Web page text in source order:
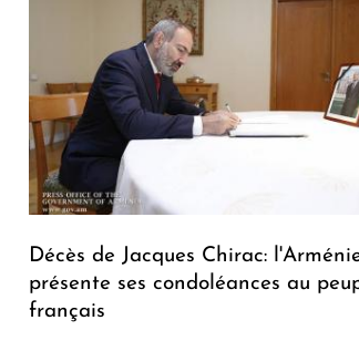
Décès de Jacques Chirac:
présente ses condoléances au
français